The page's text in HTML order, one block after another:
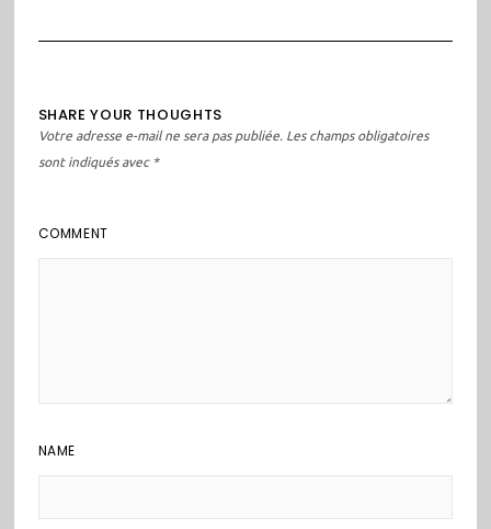
SHARE YOUR THOUGHTS
Votre adresse e-mail ne sera pas publiée. Les champs obligatoires
sont indiqués avec *
COMMENT
NAME